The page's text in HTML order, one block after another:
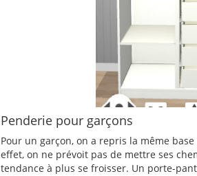
Penderie pour garçons
Pour un garçon, on a repris la même base
effet, on ne prévoit pas de mettre ses
tendance à plus se froisser. Un porte-